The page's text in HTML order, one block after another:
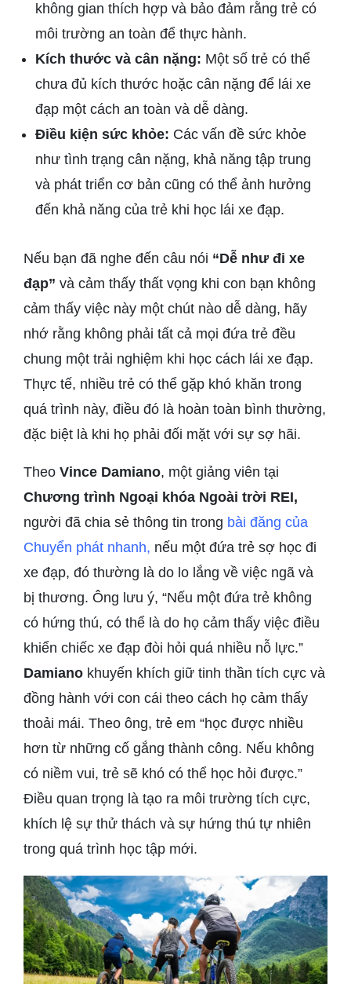
không gian thích hợp và bảo đảm rằng trẻ có
môi trường an toàn để thực hành.
Kích thước và cân nặng: Một số trẻ có thể
chưa đủ kích thước hoặc cân nặng để lái xe
đạp một cách an toàn và dễ dàng.
Điều kiện sức khỏe: Các vấn đề sức khỏe
như tình trạng cân nặng, khả năng tập trung
và phát triển cơ bản cũng có thể ảnh hưởng
đến khả năng của trẻ khi học lái xe đạp.
Nếu bạn đã nghe đến câu nói “Dễ như đi xe
đạp” và cảm thấy thất vọng khi con bạn không
cảm thấy việc này một chút nào dễ dàng, hãy
nhớ rằng không phải tất cả mọi đứa trẻ đều
chung một trải nghiệm khi học cách lái xe đạp.
Thực tế, nhiều trẻ có thể gặp khó khăn trong
quá trình này, điều đó là hoàn toàn bình thường,
đặc biệt là khi họ phải đối mặt với sự sợ hãi.
Theo Vince Damiano, một giảng viên tại
Chương trình Ngoại khóa Ngoài trời REI,
người đã chia sẻ thông tin trong bài đăng của
Chuyển phát nhanh, nếu một đứa trẻ sợ học đi
xe đạp, đó thường là do lo lắng về việc ngã và
bị thương. Ông lưu ý, “Nếu một đứa trẻ không
có hứng thú, có thể là do họ cảm thấy việc điều
khiển chiếc xe đạp đòi hỏi quá nhiều nỗ lực.”
Damiano khuyến khích giữ tinh thần tích cực và
đồng hành với con cái theo cách họ cảm thấy
thoải mái. Theo ông, trẻ em “học được nhiều
hơn từ những cố gắng thành công. Nếu không
có niềm vui, trẻ sẽ khó có thể học hỏi được.”
Điều quan trọng là tạo ra môi trường tích cực,
khích lệ sự thử thách và sự hứng thú tự nhiên
trong quá trình học tập mới.